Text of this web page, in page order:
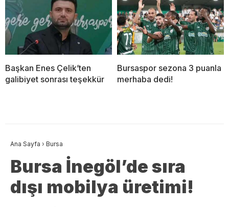
Başkan Enes Çelik’ten
galibiyet sonrası teşekkür
Bursaspor sezona 3 puanla
merhaba dedi!
Ana Sayfa › Bursa
Bursa İnegöl’de sıra
dışı mobilya üretimi!